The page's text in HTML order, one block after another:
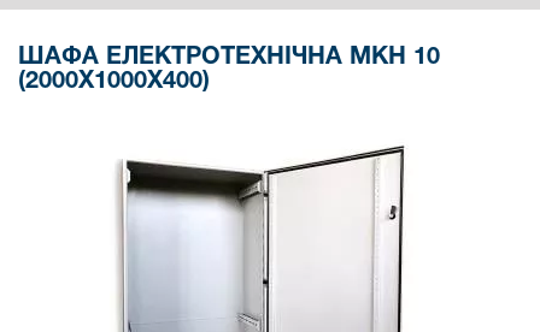
ШАФА ЕЛЕКТРОТЕХНІЧНА МКН 10
(2000Х1000Х400)